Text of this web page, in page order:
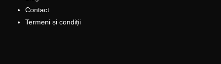
Contact
Termeni și condiții